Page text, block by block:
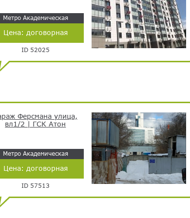
Метро Академическая
Цена: договорная
ID 52025
Ферсмана улица,
вл1/2 | ГСК Атон
Метро Академическая
Цена: договорная
ID 57513